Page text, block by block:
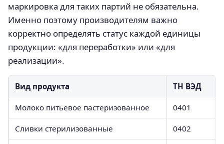
маркировка для таких партий не обязательна.
Именно поэтому производителям важно
корректно определять статус каждой единицы
продукции: «для переработки» или «для
реализации».
Вид продукта ТН ВЭД
Молоко питьевое пастеризованное 0401
Сливки стерилизованные 0402